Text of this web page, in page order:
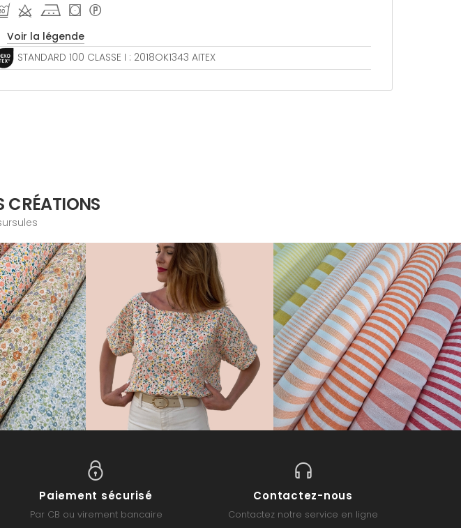
d j ( *
Voir la légende
STANDARD 100 CLASSE I : 2018OK1343 AITEX
CRÉATIONS
Paiement sécurisé
Par CB ou virement bancaire
Contactez-nous
Contactez notre service en ligne